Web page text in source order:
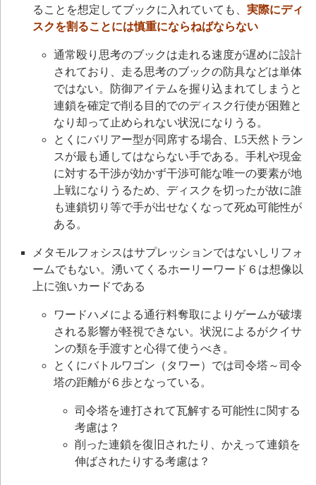
ることを想定してブックに入れていても、 実際にディ
スクを割ることには慎重にならねばならない
通常殴り思考のブックは走れる速度が遅めに設計
されており、走る思考のブックの防具などは単体
ではない。防御アイテムを握り込まれてしまうと
連鎖を確定で削る目的でのディスク行使が困難と
なり却って止められない状況になりうる。
とくにバリアー型が同席する場合、L5天然トラン
スが最も通してはならない手である。手札や現金
に対する干渉が効かず干渉可能な唯一の要素が地
上戦になりうるため、ディスクを切ったが故に誰
も連鎖切り等で手が出せなくなって死ぬ可能性が
ある。
メタモルフォシスはサプレッションではないしリフォ
ームでもない。湧いてくるホーリーワード６は想像以
上に強いカードである
ワードハメによる通行料奪取によりゲームが破壊
される影響が軽視できない。状況によるがクイサ
ンの類を手渡すと心得て使うべき。
とくにバトルワゴン（タワー）では司令塔～司令
塔の距離が６歩となっている。
司令塔を連打されて瓦解する可能性に関する
考慮は？
削った連鎖を復旧されたり、かえって連鎖を
伸ばされたりする考慮は？